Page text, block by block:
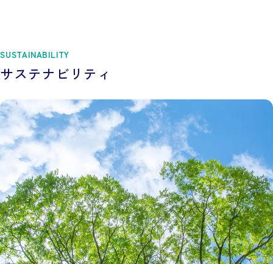
SUSTAINABILITY
サステナビリティ